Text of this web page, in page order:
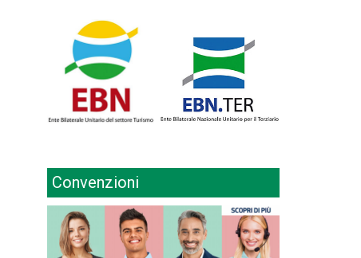
Convenzioni